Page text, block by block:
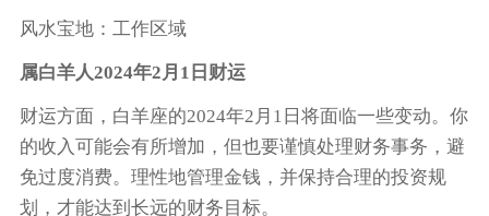
风水宝地：工作区域
属白羊人2024年2月1日财运
财运方面，白羊座的2024年2月1日将面临一些变动。你
的收入可能会有所增加，但也要谨慎处理财务事务，避
免过度消费。理性地管理金钱，并保持合理的投资规
划，才能达到长远的财务目标。